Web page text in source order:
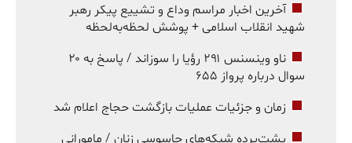
آخرین اخبار مراسم وداع و تشییع پیکر رهبر
شهید انقلاب اسلامی + پوشش لحظه‌به‌لحظه
ناو وینسنس ۲۹۱ رؤیا را سوزاند / پاسخ به ۲۰
سوال درباره پرواز ۶۵۵
زمان و جزئیات عملیات بازگشت حجاج اعلام شد
پشت‌پرده شبکه‌های جاسوسی زنان / مامورانی